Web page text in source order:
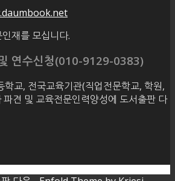
재를 모십니다.
연수신청(010-9129-0383)
학교, 전국교육기관(직업전문학교, 학원,
견 및 교육전문인력양성에 도서출판 다